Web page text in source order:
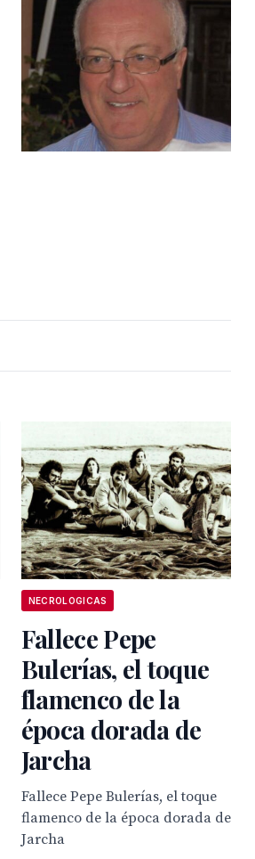
NECROLOGICAS
Fallece Pepe
Bulerías, el toque
flamenco de la
época dorada de
Jarcha
Fallece Pepe Bulerías, el toque
flamenco de la época dorada de
Jarcha